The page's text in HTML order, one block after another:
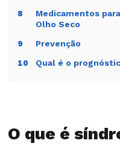
8
Medicamentos
Olho Seco
9 Prevenção
10 Qual ​é o
O que é